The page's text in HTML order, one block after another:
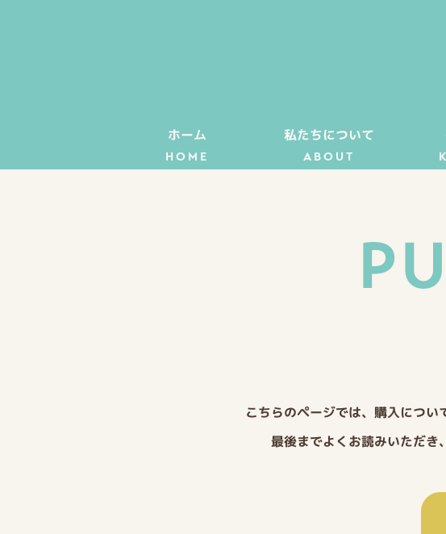
ホーム
HOME
私たちについて
ABOUT
こちらのページでは、購入につ
最後までよくお読みいただき